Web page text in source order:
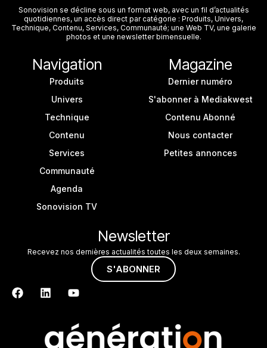
Sonovision se décline sous un format web, avec un fil d’actualités
quotidiennes, un accès direct par catégorie : Produits, Univers,
Technique, Contenu, Services, Communauté; une Web TV, une galerie
photos et une newsletter bimensuelle.
Navigation
Produits
Univers
Technique
Contenu
Services
Communauté
Agenda
Sonovision TV
Magazine
Dernier numéro
S'abonner à Mediakwest
Contenu Abonné
Nous contacter
Petites annonces
Newsletter
Recevez nos dernières actualités toutes les deux semaines.
S'ABONNER